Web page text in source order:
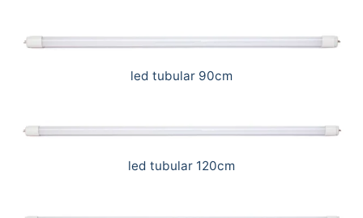
led tubular 90cm
led tubular 120cm